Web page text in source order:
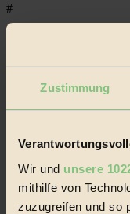
Zustimmung
Wir und unsere
mithilfe von
zuzugreifen und so
#
#
Recycling